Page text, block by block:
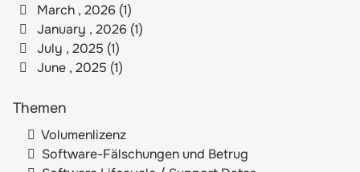
March , 2026 (1)
January , 2026 (1)
July , 2025 (1)
June , 2025 (1)
Themen
Volumenlizenz
Software-Fälschungen und Betrug